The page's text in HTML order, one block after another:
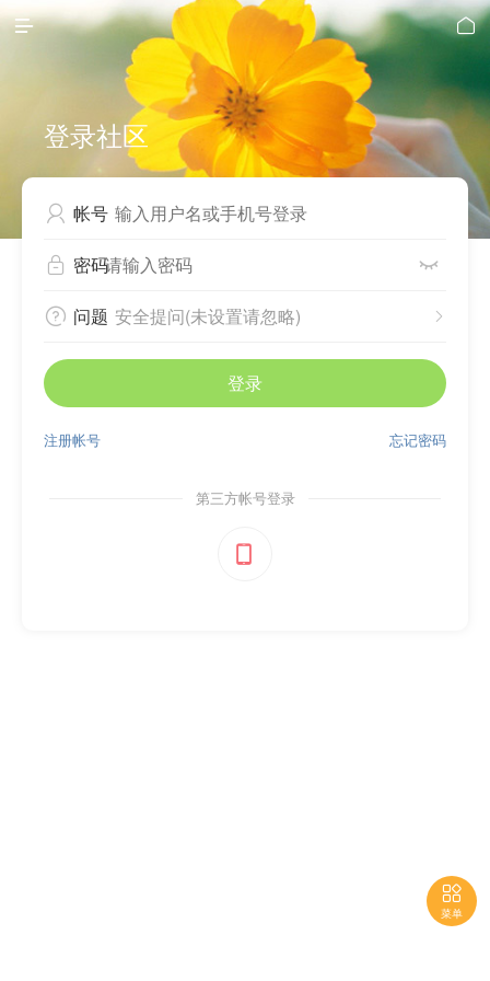
 
登录社区
 帐号
 密码 
 问题 
安全提问(未设置请忽略)
登录
忘记密码
注册帐号
第三方帐号登录


菜单